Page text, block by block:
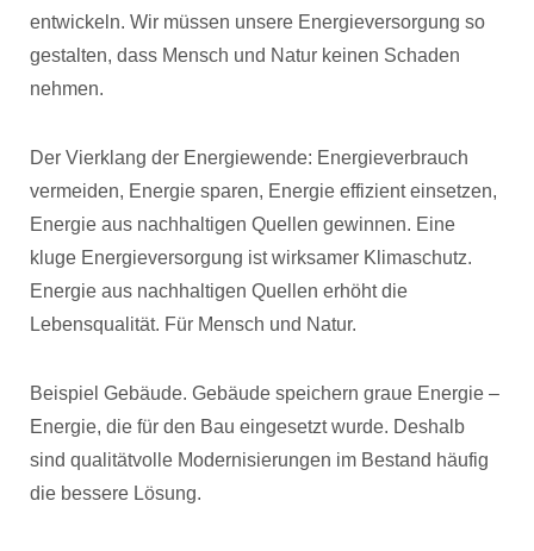
entwickeln. Wir müssen unsere Energieversorgung so
gestalten, dass Mensch und Natur keinen Schaden
nehmen.
Der Vierklang der Energiewende: Energieverbrauch
vermeiden, Energie sparen, Energie effizient einsetzen,
Energie aus nachhaltigen Quellen gewinnen. Eine
kluge Energieversorgung ist wirksamer Klimaschutz.
Energie aus nachhaltigen Quellen erhöht die
Lebensqualität. Für Mensch und Natur.
Beispiel Gebäude. Gebäude speichern graue Energie –
Energie, die für den Bau eingesetzt wurde. Deshalb
sind qualitätvolle Modernisierungen im Bestand häufig
die bessere Lösung.